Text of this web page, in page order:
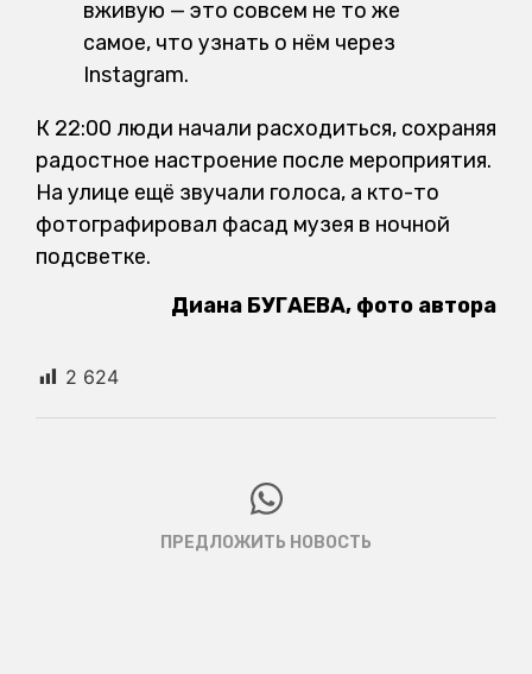
вживую — это совсем не то же
самое, что узнать о нём через
Instagram.
К 22:00 люди начали расходиться, сохраняя
радостное настроение после мероприятия.
На улице ещё звучали голоса, а кто-то
фотографировал фасад музея в ночной
подсветке.
Диана БУГАЕВА, фото автора
2 624
ПРЕДЛОЖИТЬ НОВОСТЬ